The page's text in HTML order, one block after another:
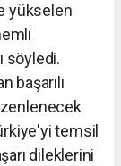
yükselen
söyledi.
başarılı
temsil
dileklerini